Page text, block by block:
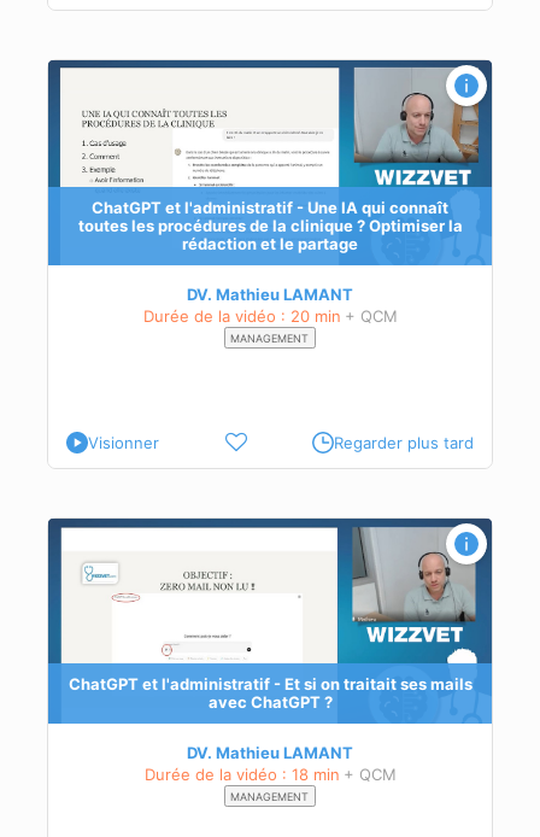
ChatGPT et l'administratif - Une IA qui connaît
toutes les procédures de la clinique ? Optimiser la
rédaction et le partage
DV. Mathieu LAMANT
Durée de la vidéo : 20 min + QCM
MANAGEMENT
Visionner Regarder plus tard
ChatGPT et l'administratif - Et si on traitait ses mails
avec ChatGPT ?
DV. Mathieu LAMANT
Durée de la vidéo : 18 min + QCM
MANAGEMENT